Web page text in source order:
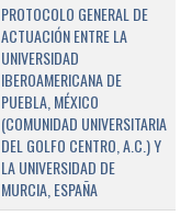
PROTOCOLO GENERAL DE
ACTUACIÓN ENTRE LA
UNIVERSIDAD
IBEROAMERICANA DE
PUEBLA, MÉXICO
(COMUNIDAD UNIVERSITARIA
DEL GOLFO CENTRO, A.C.) Y
LA UNIVERSIDAD DE
MURCIA, ESPAÑA